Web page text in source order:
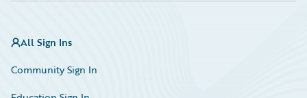
All Sign Ins
Community Sign In